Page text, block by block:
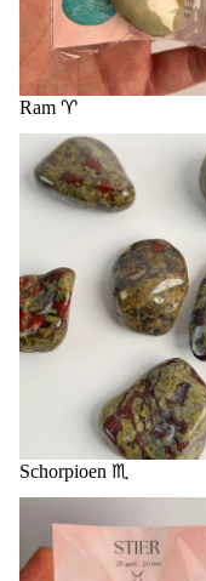
Ram ♈️
Schorpioen ♏️
Schorpioen ♏️